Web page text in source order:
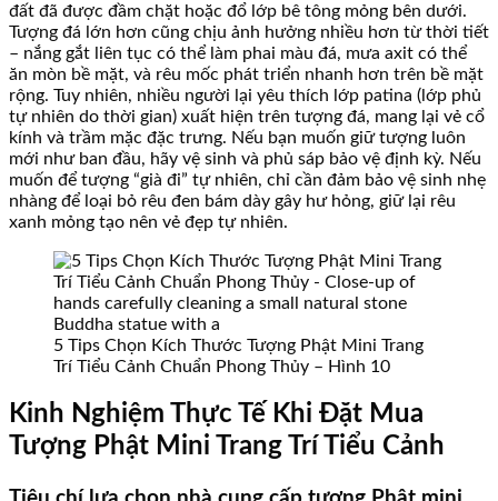
đất đã được đầm chặt hoặc đổ lớp bê tông mỏng bên dưới.
Tượng đá lớn hơn cũng chịu ảnh hưởng nhiều hơn từ thời tiết
– nắng gắt liên tục có thể làm phai màu đá, mưa axit có thể
ăn mòn bề mặt, và rêu mốc phát triển nhanh hơn trên bề mặt
rộng. Tuy nhiên, nhiều người lại yêu thích lớp patina (lớp phủ
tự nhiên do thời gian) xuất hiện trên tượng đá, mang lại vẻ cổ
kính và trầm mặc đặc trưng. Nếu bạn muốn giữ tượng luôn
mới như ban đầu, hãy vệ sinh và phủ sáp bảo vệ định kỳ. Nếu
muốn để tượng “già đi” tự nhiên, chỉ cần đảm bảo vệ sinh nhẹ
nhàng để loại bỏ rêu đen bám dày gây hư hỏng, giữ lại rêu
xanh mỏng tạo nên vẻ đẹp tự nhiên.
5 Tips Chọn Kích Thước Tượng Phật Mini Trang
Trí Tiểu Cảnh Chuẩn Phong Thủy – Hình 10
Kinh Nghiệm Thực Tế Khi Đặt Mua
Tượng Phật Mini Trang Trí Tiểu Cảnh